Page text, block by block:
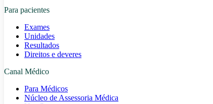
Para pacientes
Exames
Unidades
Resultados
Direitos e deveres
Canal Médico
Para Médicos
Núcleo de Assessoria Médica